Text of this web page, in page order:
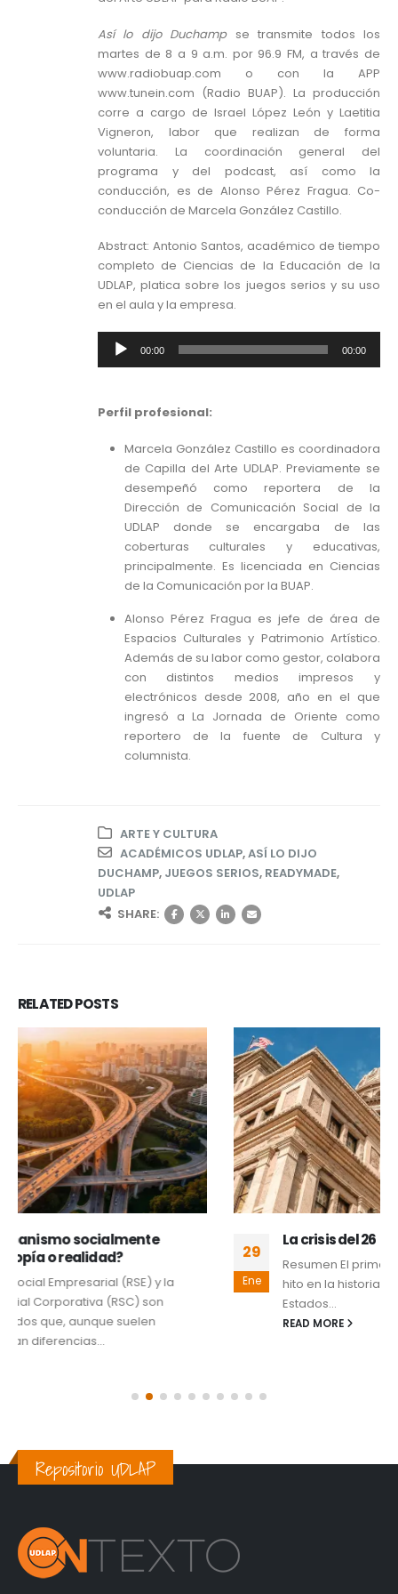
Así lo dijo Duchampse transmite todos los
martes de 8 a 9 a.m. por 96.9 FM, a través de
www.radiobuap.com o con la APP
www.tunein.com (Radio BUAP). La producción
corre a cargo de Israel López León y Laetitia
Vigneron, labor que realizan de forma
voluntaria. La coordinación general del
programa y del podcast, así como la
conducción, es de Alonso Pérez Fragua. Co-
conducción de Marcela González Castillo.
Abstract: Antonio Santos, académico de tiempo
completo de Ciencias de la Educación de la
UDLAP, platica sobre los juegos serios y su uso
en el aula y la empresa.
Reproductor
00:00 00:00
Perfil profesional:
Marcela González Castillo es coordinadora
de Capilla del Arte UDLAP. Previamente se
desempeñó como reportera de la
Dirección de Comunicación Social de la
UDLAP donde se encargaba de las
coberturas culturales y educativas,
principalmente. Es licenciada en Ciencias
de la Comunicación por la BUAP.
Alonso Pérez Fragua es jefe de área de
Espacios Culturales y Patrimonio Artístico.
Además de su labor como gestor, colabora
con distintos medios impresos y
electrónicos desde 2008, año en el que
ingresó a La Jornada de Oriente como
reportero de la fuente de Cultura y
columnista.
ARTE Y CULTURA
ACADÉMICOS UDLAP,ASÍ LO DIJO
DUCHAMP, JUEGOS SERIOS, READYMADE,
UDLAP
SHARE:
RELATEDPOSTS
29
Ene
La crisis del 26
Resumen El primero de julio de 2026, se marcará un
hito en la historia de la educación y profesionistas en
Estados...
READ MORE
Repositorio UDLAP